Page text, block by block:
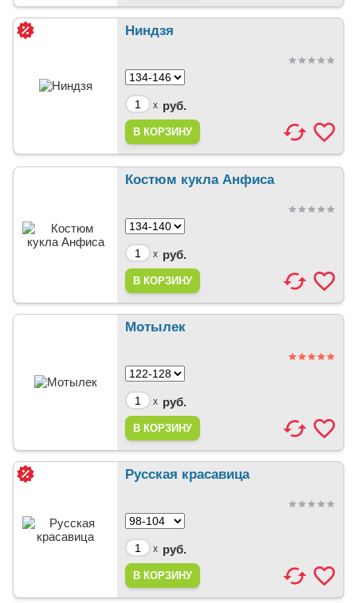
Ниндзя
x руб.
Костюм кукла Анфиса
x руб.
Мотылек
x руб.
Русская красавица
x руб.